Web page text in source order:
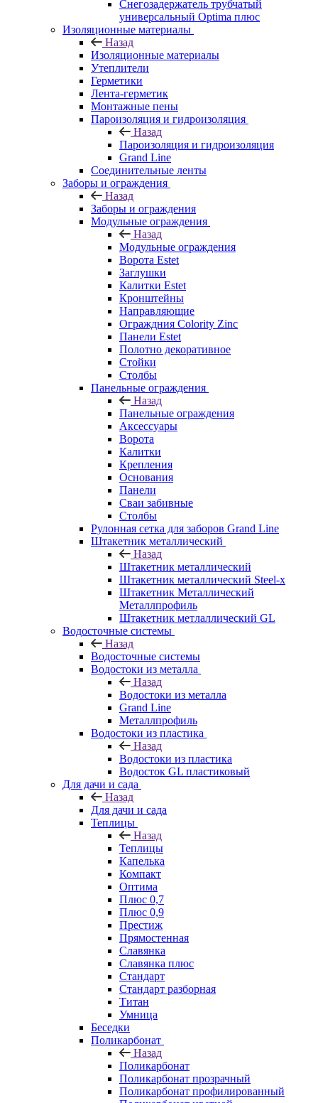
Снегозадержатель трубчатый
универсальный Optima плюс
Изоляционные материалы
Назад
Изоляционные материалы
Утеплители
Герметики
Лента-герметик
Монтажные пены
Пароизоляция и гидроизоляция
Назад
Пароизоляция и гидроизоляция
Grand Line
Соединительные ленты
Заборы и ограждения
Назад
Заборы и ограждения
Модульные ограждения
Назад
Модульные ограждения
Ворота Estet
Заглушки
Калитки Estet
Кронштейны
Направляющие
Ограждния Colority Zinc
Панели Estet
Полотно декоративное
Стойки
Столбы
Панельные ограждения
Назад
Панельные ограждения
Аксессуары
Ворота
Калитки
Крепления
Основания
Панели
Сваи забивные
Столбы
Рулонная сетка для заборов Grand Line
Штакетник металлический
Назад
Штакетник металлический
Штакетник металлический Steel-x
Штакетник Металлический
Металлпрофиль
Штакетник метлаллический GL
Водосточные системы
Назад
Водосточные системы
Водостоки из металла
Назад
Водостоки из металла
Grand Line
Металлпрофиль
Водостоки из пластика
Назад
Водостоки из пластика
Водосток GL пластиковый
Для дачи и сада
Назад
Для дачи и сада
Теплицы
Назад
Теплицы
Капелька
Компакт
Оптима
Плюс 0,7
Плюс 0,9
Престиж
Прямостенная
Славянка
Славянка плюс
Стандарт
Стандарт разборная
Титан
Умница
Беседки
Поликарбонат
Назад
Поликарбонат
Поликарбонат прозрачный
Поликарбонат профилированный